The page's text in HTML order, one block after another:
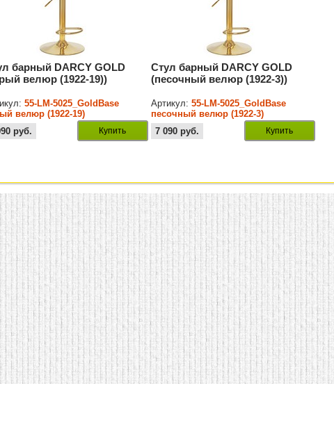
барный DARCY GOLD
велюр (1922-19))
55-LM-5025_GoldBase
велюр (1922-19)
руб. Купить
Стул барный DARCY GOLD
(песочный велюр (1922-3))
Артикул:55-LM-5025_GoldBase
песочный велюр (1922-3)
7 090 руб. Купить